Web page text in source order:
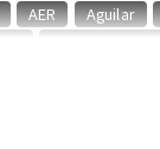
AER Aguilar